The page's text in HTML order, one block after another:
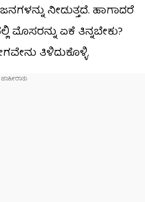
ನೀಡುತ್ತದೆ. ಹಾಗಾದರೆ
ಏಕೆ ತಿನ್ನಬೇಕು?
ತಿಳಿದುಕೊಳ್ಳಿ.